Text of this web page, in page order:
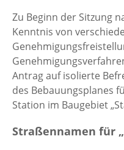
Zu Beginn der Sitzung
Kenntnis von
Antrag auf isolierte
des Bebauungsplanes
Station im Baugebiet
Straßennamen für